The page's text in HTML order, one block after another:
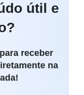
útil e
receber
na